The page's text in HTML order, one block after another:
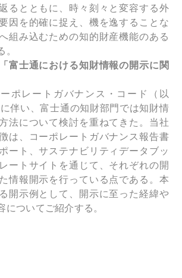
るとともに、時々刻々と変容する外
因を的確に捉え、機を逸することな
組み込むための知的財産機能のある
富士通における知財情報の開示に関
ポレートガバナンス・コード（以
伴い、富士通の知財部門では知財情
法について検討を重ねてきた。当社
は、コーポレートガバナンス報告書
ート、サステナビリティデータブッ
ートサイトを通じて、それぞれの開
情報開示を行っている点である。本
開示例として、開示に至った経緯や
についてご紹介する。